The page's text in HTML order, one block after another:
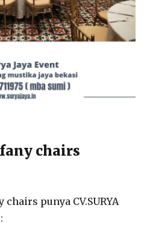
chairs
punya CV.SURYA